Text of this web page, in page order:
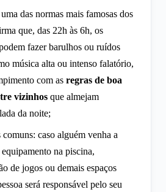
das normas mais famosas dos
que, das 22h às 6h, os
fazer barulhos ou ruídos
música alta ou intenso falatório,
com as regras de boa
vizinhos que almejam
da noite;
comuns: caso alguém venha a
na piscina,
de jogos ou demais espaços
será responsável pelo seu